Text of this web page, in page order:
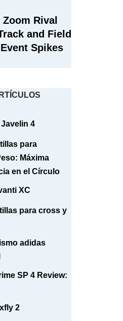
Zoom Rival
and Field
Spikes
4
para
Máxima
en el Círculo
XC
para cross y
adidas
SP 4 Review:
2